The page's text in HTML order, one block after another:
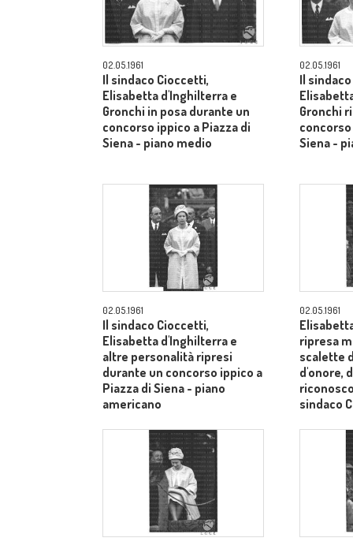
02.05.1961
Il sindaco Cioccetti,
Elisabetta d'Inghilterra e
Gronchi in posa durante un
concorso ippico a Piazza di
Siena - piano medio
02.05.1961
Il
Gronchi
Siena -
02.05.1961
Il sindaco Cioccetti,
Elisabetta d'Inghilterra e
altre personalità ripresi
durante un concorso ippico a
Piazza di Siena - piano
americano
02.05.1961
ripresa
scalette
d'onore,
sindaco